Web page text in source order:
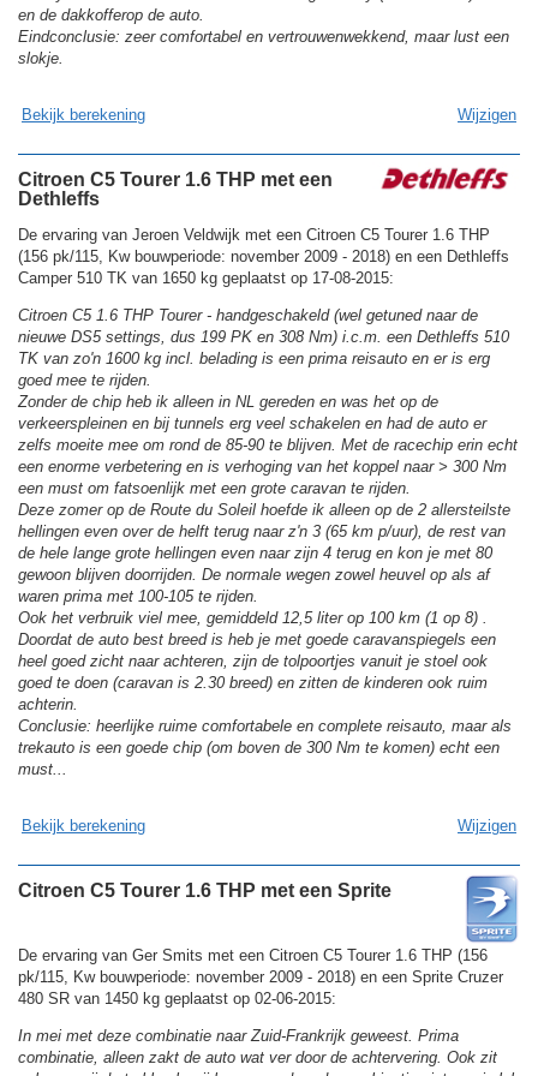
en de dakkofferop de auto.
Eindconclusie: zeer comfortabel en vertrouwenwekkend, maar lust een
slokje.
Bekijk berekening Wijzigen
Citroen C5 Tourer 1.6 THP met een
Dethleffs
De ervaring van Jeroen Veldwijk met een Citroen C5 Tourer 1.6 THP
(156 pk/115, Kw bouwperiode: november 2009 - 2018) en een Dethleffs
Camper 510 TK van 1650 kg geplaatst op 17-08-2015:
Citroen C5 1.6 THP Tourer - handgeschakeld (wel getuned naar de
nieuwe DS5 settings, dus 199 PK en 308 Nm) i.c.m. een Dethleffs 510
TK van zo'n 1600 kg incl. belading is een prima reisauto en er is erg
goed mee te rijden.
Zonder de chip heb ik alleen in NL gereden en was het op de
verkeerspleinen en bij tunnels erg veel schakelen en had de auto er
zelfs moeite mee om rond de 85-90 te blijven. Met de racechip erin echt
een enorme verbetering en is verhoging van het koppel naar > 300 Nm
een must om fatsoenlijk met een grote caravan te rijden.
Deze zomer op de Route du Soleil hoefde ik alleen op de 2 allersteilste
hellingen even over de helft terug naar z'n 3 (65 km p/uur), de rest van
de hele lange grote hellingen even naar zijn 4 terug en kon je met 80
gewoon blijven doorrijden. De normale wegen zowel heuvel op als af
waren prima met 100-105 te rijden.
Ook het verbruik viel mee, gemiddeld 12,5 liter op 100 km (1 op 8) .
Doordat de auto best breed is heb je met goede caravanspiegels een
heel goed zicht naar achteren, zijn de tolpoortjes vanuit je stoel ook
goed te doen (caravan is 2.30 breed) en zitten de kinderen ook ruim
achterin.
Conclusie: heerlijke ruime comfortabele en complete reisauto, maar als
trekauto is een goede chip (om boven de 300 Nm te komen) echt een
must...
Bekijk berekening Wijzigen
Citroen C5 Tourer 1.6 THP met een Sprite
De ervaring van Ger Smits met een Citroen C5 Tourer 1.6 THP (156
pk/115, Kw bouwperiode: november 2009 - 2018) en een Sprite Cruzer
480 SR van 1450 kg geplaatst op 02-06-2015:
In mei met deze combinatie naar Zuid-Frankrijk geweest. Prima
combinatie, alleen zakt de auto wat ver door de achtervering. Ook zit